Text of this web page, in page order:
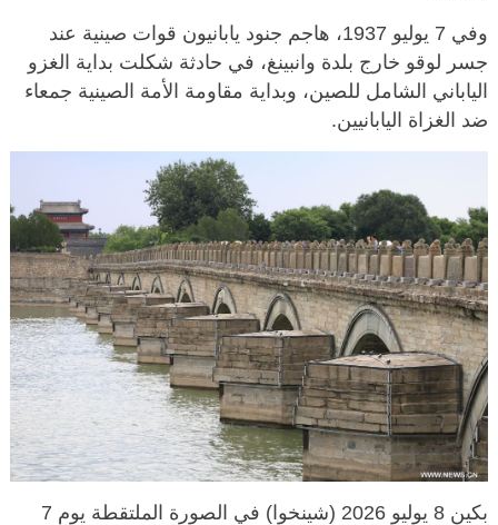
وفي 7 يوليو 1937، هاجم جنود يابانيون قوات صينية عند
جسر لوقو خارج بلدة وانبينغ، في حادثة شكلت بداية الغزو
الياباني الشامل للصين، وبداية مقاومة الأمة الصينية جمعاء
ضد الغزاة اليابانيين.
بكين 8 يوليو 2026 (شينخوا) في الصورة الملتقطة يوم 7